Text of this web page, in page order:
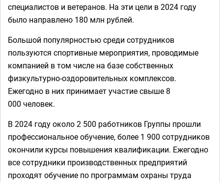
специалистов и ветеранов. На эти цели в 2024 году
было направлено 180 млн рублей.
Большой популярностью среди сотрудников
пользуются спортивные мероприятия, проводимые
компанией в том числе на базе собственных
физкультурно-оздоровительных комплексов.
Ежегодно в них принимает участие свыше 8
000 человек.
В 2024 году около 2 500 работников Группы прошли
профессиональное обучение, более 1 900 сотрудников
окончили курсы повышения квалификации. Ежегодно
все сотрудники производственных предприятий
проходят обучение по программам охраны труда